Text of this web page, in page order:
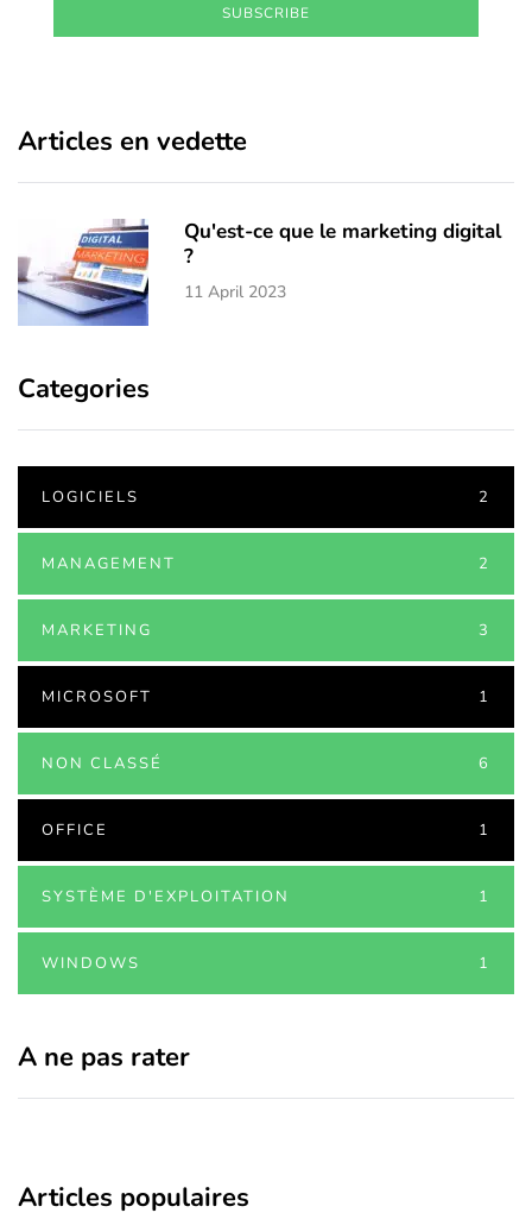
SUBSCRIBE
Articles en vedette
Qu'est-ce que le marketing digital
?
11 April 2023
Categories
LOGICIELS 2
MANAGEMENT 2
MARKETING 3
MICROSOFT 1
NON CLASSÉ 6
OFFICE 1
SYSTÈME D'EXPLOITATION 1
WINDOWS 1
A ne pas rater
Articles populaires